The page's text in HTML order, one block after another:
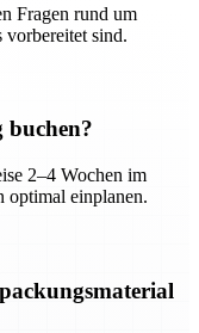
Fragen rund um
vorbereitet sind.
buchen?
2–4 Wochen im
optimal einplanen.